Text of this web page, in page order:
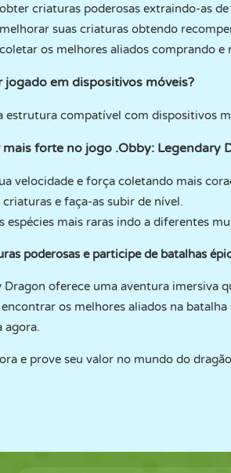
criaturas poderosas extraindo-as de
suas criaturas obtendo
os melhores aliados comprando e
jogado em dispositivos móveis?
estrutura compatível com dispositivos
forte no jogo .Obby: Legendary
velocidade e força coletando mais
criaturas e faça-as subir de nível.
espécies mais raras indo a diferentes
poderosas e participe de batalhas
Dragon oferece uma aventura imersiva
os melhores aliados na
agora.
e prove seu valor no mundo do